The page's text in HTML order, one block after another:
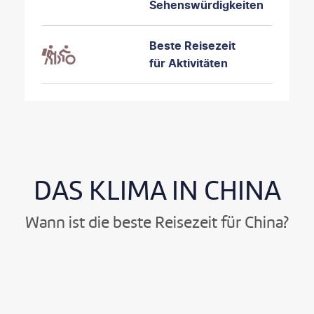
Sehenswürdigkeiten
Beste Reisezeit
für Aktivitäten
DAS KLIMA IN CHINA
Wann ist die beste Reisezeit für China?